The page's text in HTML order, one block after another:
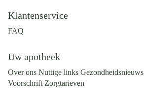
Klantenservice
FAQ
Uw apotheek
Over ons Nuttige links Gezondheidsnieuws
Voorschrift Zorgtarieven